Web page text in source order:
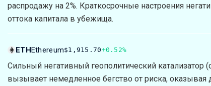
распродажу на 2%. Краткосрочные настроения
оттока капитала в убежища.
ETHEthereum$1,915.70+0.52%
Сильный негативный геополитический
вызывает немедленное бегство от риска, оказывая